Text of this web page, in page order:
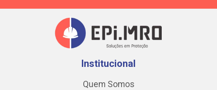
Institucional
Quem Somos